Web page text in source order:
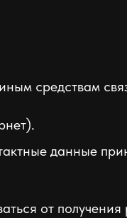
средствам
данные
от